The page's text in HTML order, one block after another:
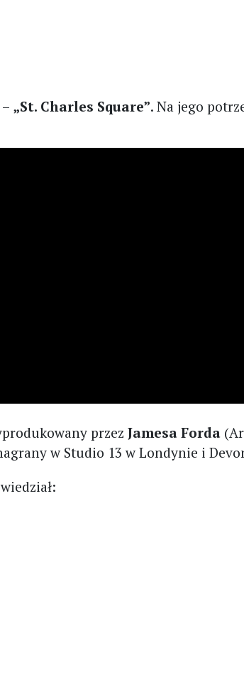
„St. Charles Square”. Na jego
przezJamesa Forda
w Studio 13 w Londynie i